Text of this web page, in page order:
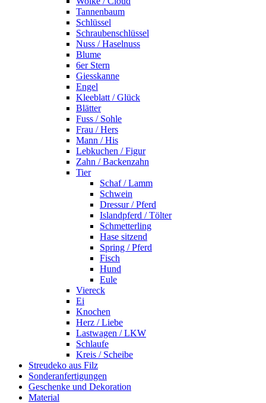
Tannenbaum
Schlüssel
Schraubenschlüssel
Nuss / Haselnuss
Blume
6er Stern
Giesskanne
Engel
Kleeblatt / Glück
Blätter
Fuss / Sohle
Frau / Hers
Mann / His
Lebkuchen / Figur
Zahn / Backenzahn
Tier
Schaf / Lamm
Schwein
Dressur / Pferd
Islandpferd / Tölter
Schmetterling
Hase sitzend
Spring / Pferd
Fisch
Hund
Eule
Viereck
Ei
Knochen
Herz / Liebe
Lastwagen / LKW
Schlaufe
Kreis / Scheibe
Streudeko aus Filz
Sonderanfertigungen
Geschenke und Dekoration
Material